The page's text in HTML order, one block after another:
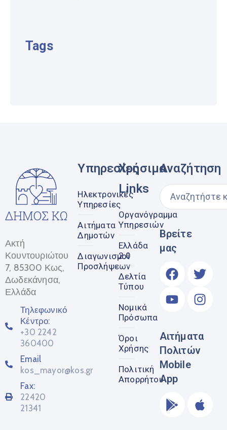
Tags
Ακτή
Κουντουριώτου
7, 85300 Κως,
Δωδεκάνησα,
Ελλάδα
Τηλεφωνικό
Κέντρο:
+30 2242
360400
Email
kos_mayor@kos.gr
Fax:
22420
21341
Υπηρεσίες
Ηλεκτρονικές
Υπηρεσίες
Αιτήματα
Δημοτών
Διαγωνισμοί
Προσλήψεων
Χρήσιμα
Links
Οργανόγραμμα
Υπηρεσιών
Ελλάδα
2.0
Δελτία
Τύπου
Νομικά
Πρόσωπα
Όροι
Χρήσης
Πολιτική
Απορρήτου
Αναζήτηση
Βρείτε
μας
Αιτήματα
Πολιτών
Mobile
App